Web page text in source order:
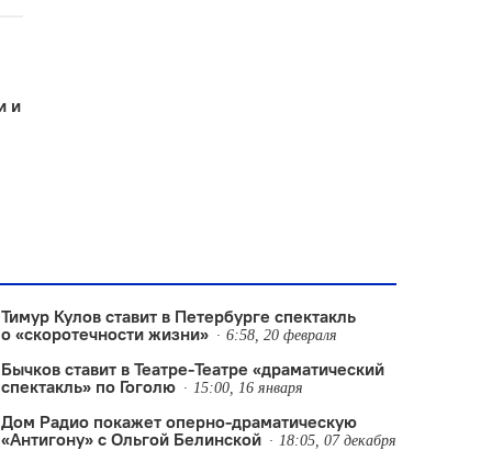
и
Тимур Кулов ставит в Петербурге спектакль
о «скоротечности жизни»
6:58, 20 февраля
Бычков ставит в Театре-Театре «драматический
спектакль» по Гоголю
15:00, 16 января
Дом Радио покажет оперно-драматическую
«Антигону» с Ольгой Белинской
18:05, 07 декабря